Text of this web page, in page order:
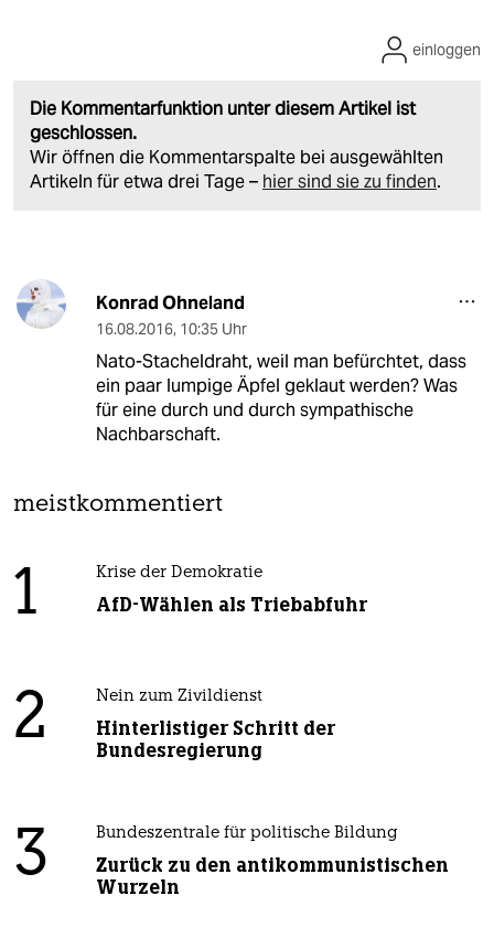
Die Kommentarfunktion unter diesem Artikel ist
geschlossen.
Wir öffnen die Kommentarspalte bei ausgewählten
Artikeln für etwa drei Tage – hier sind sie zu finden.
einloggen
Konrad Ohneland
16.08.2016, 10:35 Uhr
Nato-Stacheldraht, weil man befürchtet, dass
ein paar lumpige Äpfel geklaut werden? Was
für eine durch und durch sympathische
Nachbarschaft.
meistkommentiert
1 Krise der Demokratie
AfD-Wählen als Triebabfuhr
2 Nein zum Zivildienst
Hinterlistiger Schritt der
Bundesregierung
3 Bundeszentrale für politische Bildung
Zurück zu den antikommunistischen
Wurzeln